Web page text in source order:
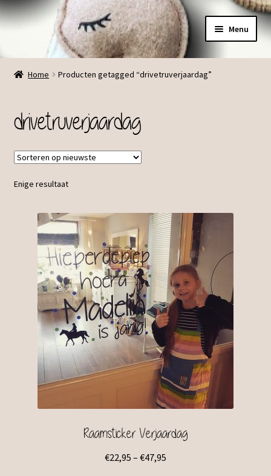
Ga
navigatie
Ga
de
inhoud
Menu
Menu
Home Producten getagged “drivetruverjaardag”
drivetruverjaardag
Enige resultaat
Raamsticker Verjaardag
€22,95 – €47,95